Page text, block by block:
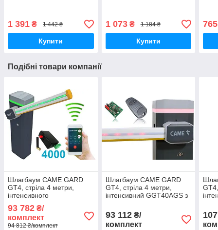
1 391 ₴ 1 442 ₴
Купити
1 073₴ 1 184 ₴
Купити
765
Подібні товари компанії
Шлагбаум CAME GARD
GT4, стріла 4 метри,
інтенсивного
93 782 ₴/
комплект
94 812 ₴/комплект
Шлагбаум CAME GARD
GT4, стріла 4 метри,
інтенсивний GGT40AGS з
432EE
93 112₴/
комплект
з